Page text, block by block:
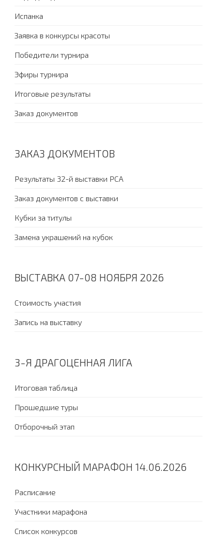
Испанка
Заявка в конкурсы красоты
Победители турнира
Эфиры турнира
Итоговые результаты
Заказ документов
ЗАКАЗ ДОКУМЕНТОВ
Результаты 32-й выставки PCA
Заказ документов с выставки
Кубки за титулы
Замена украшений на кубок
ВЫСТАВКА 07-08 НОЯБРЯ 2026
Стоимость участия
Запись на выставку
3-Я ДРАГОЦЕННАЯ ЛИГА
Итоговая таблица
Прошедшие туры
Отборочный этап
КОНКУРСНЫЙ МАРАФОН 14.06.2026
Расписание
Участники марафона
Список конкурсов